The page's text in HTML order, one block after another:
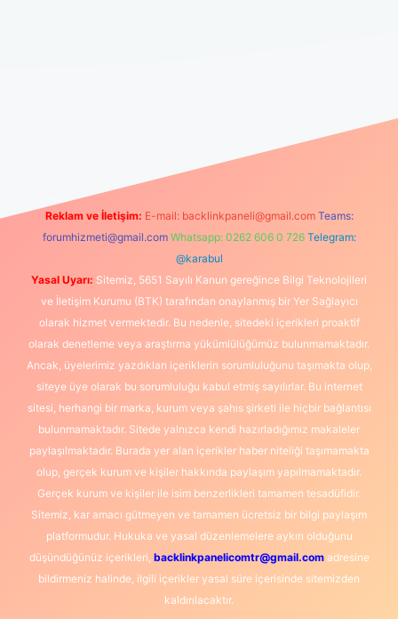
Reklam ve İletişim: E-mail: backlinkpaneli@gmail.com Teams:
forumhizmeti@gmail.com Whatsapp: 0262 606 0 726 Telegram:
@karabul
Yasal Uyarı: Sitemiz, 5651 Sayılı Kanun gereğince Bilgi Teknolojileri
ve İletişim Kurumu (BTK) tarafından onaylanmış bir Yer Sağlayıcı
olarak hizmet vermektedir. Bu nedenle, sitedeki içerikleri proaktif
olarak denetleme veya araştırma yükümlülüğümüz bulunmamaktadır.
Ancak, üyelerimiz yazdıkları içeriklerin sorumluluğunu taşımakta olup,
siteye üye olarak bu sorumluluğu kabul etmiş sayılırlar. Bu internet
sitesi, herhangi bir marka, kurum veya şahıs şirketi ile hiçbir bağlantısı
bulunmamaktadır. Sitede yalnızca kendi hazırladığımız makaleler
paylaşılmaktadır. Burada yer alan içerikler haber niteliği taşımamakta
olup, gerçek kurum ve kişiler hakkında paylaşım yapılmamaktadır.
Gerçek kurum ve kişiler ile isim benzerlikleri tamamen tesadüfidir.
Sitemiz, kar amacı gütmeyen ve tamamen ücretsiz bir bilgi paylaşım
platformudur. Hukuka ve yasal düzenlemelere aykırı olduğunu
düşündüğünüz içerikleri, backlinkpanelicomtr@gmail.comadresine
bildirmeniz halinde, ilgili içerikler yasal süre içerisinde sitemizden
kaldırılacaktır.